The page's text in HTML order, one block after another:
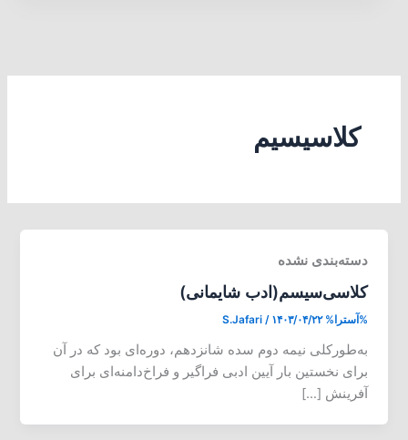
کلاسیسیم
دسته‌بندی نشده
کلاسی‌سیسم(ادب شایمانی)
%آسترا% S.Jafari / ۱۴۰۳/۰۴/۲۲
به‌طورکلی نیمه‌ دوم سده شانزدهم، دوره‌ای بود که در آن
برای نخستین بار آیین ادبی فراگیر و فراخ‌دامنه‌ای برای
آفرینش […]